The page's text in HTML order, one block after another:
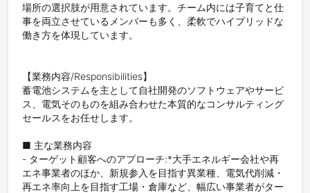
場所の選択肢が用意されています。チーム内には子育てと仕
事を両立させているメンバーも多く、柔軟でハイブリッドな
働き方を体現しています。
【業務内容/Responsibilities】
蓄電池システムを主として自社開発のソフトウェアやサービ
ス、電気そのものを組み合わせた本質的なコンサルティング
セールスをお任せします。
■ 主な業務内容
- ターゲット顧客へのアプローチ:*大手エネルギー会社や再
エネ事業者のほか、新規参入を目指す異業種、電気代削減・
再エネ率向上を目指す工場・倉庫など、幅広い事業者がター